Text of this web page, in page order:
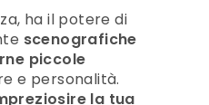
ha il potere di
scenografiche
piccole
e personalità.
la tua